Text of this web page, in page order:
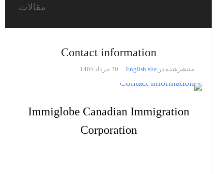
Contact information
منتشرشده در English site 20 خرداد 1405
Immiglobe Canadian Immigration
Corporation